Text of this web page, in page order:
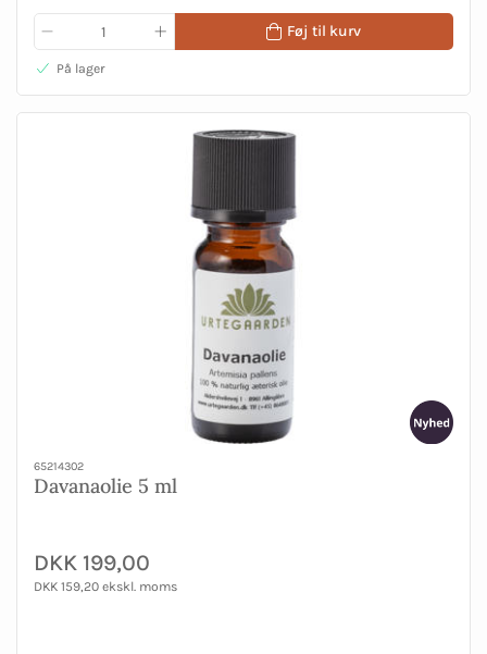
Føj til kurv
På lager
65214302
Davanaolie 5 ml
DKK 199,00
DKK 159,20 ekskl. moms